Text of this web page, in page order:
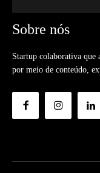
Sobre nós
Startup colaborativa
por meio de conteúdo,